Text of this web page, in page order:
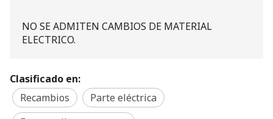
NO SE ADMITEN CAMBIOS DE MATERIAL
ELECTRICO.
Clasificado en:
Recambios
Parte eléctrica